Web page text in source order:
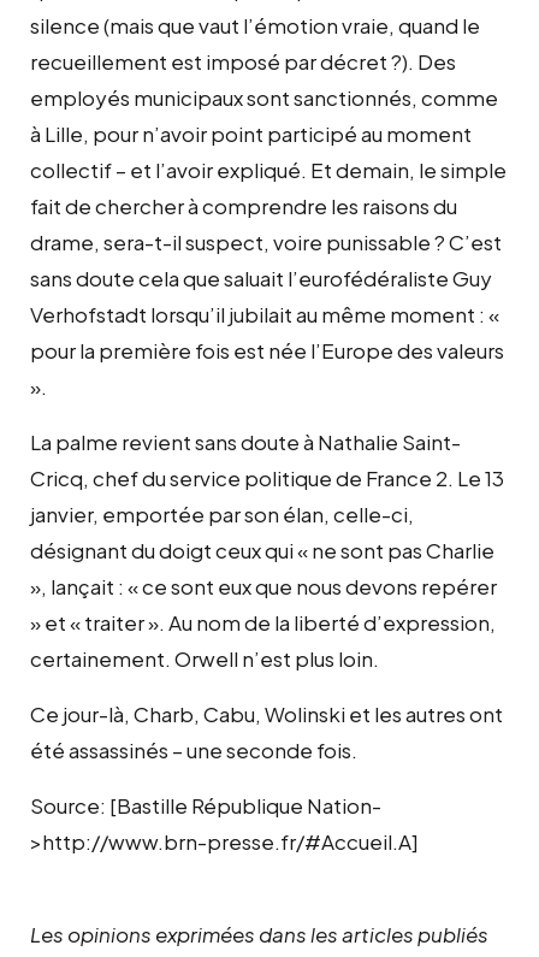
silence (mais que vaut l’émotion vraie, quand le
recueillement est imposé par décret ?). Des
employés municipaux sont sanctionnés, comme
à Lille, pour n’avoir point participé au moment
collectif – et l’avoir expliqué. Et demain, le simple
fait de chercher à comprendre les raisons du
drame, sera-t-il suspect, voire punissable ? C’est
sans doute cela que saluait l’eurofédéraliste Guy
Verhofstadt lorsqu’il jubilait au même moment : «
pour la première fois est née l’Europe des valeurs
».
La palme revient sans doute à Nathalie Saint-
Cricq, chef du service politique de France 2. Le 13
janvier, emportée par son élan, celle-ci,
désignant du doigt ceux qui « ne sont pas Charlie
», lançait : « ce sont eux que nous devons repérer
» et « traiter ». Au nom de la liberté d’expression,
certainement. Orwell n’est plus loin.
Ce jour-là, Charb, Cabu, Wolinski et les autres ont
été assassinés – une seconde fois.
Source: [Bastille République Nation-
>http://www.brn-presse.fr/#Accueil.A]
Les opinions exprimées dans les articles publiés